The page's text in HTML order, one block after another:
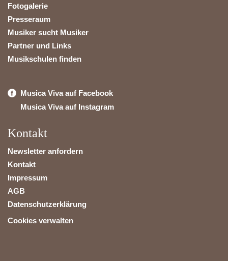
Fotogalerie
Presseraum
Musiker sucht Musiker
Partner und Links
Musikschulen finden
Musica Viva auf Facebook
Musica Viva auf Instagram
Kontakt
Newsletter anfordern
Kontakt
Impressum
AGB
Datenschutzerklärung
Cookies verwalten